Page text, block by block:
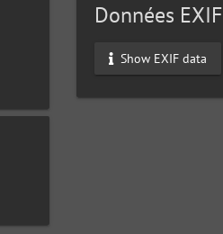
Données EXIF
Show EXIF data